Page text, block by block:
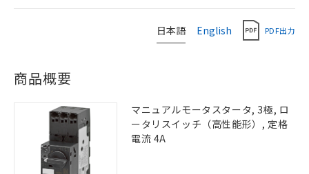
日本語 English PDF出力
商品概要
マニュアルモータスタータ, 3極, ロ
ータリスイッチ（高性能形）, 定格
電流 4A